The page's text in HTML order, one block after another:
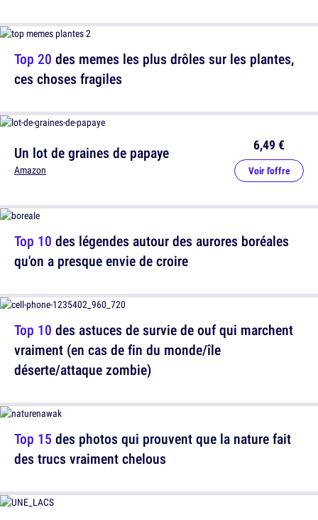
Un lot de graines de papaye
Amazon
6,49 €
Voir l'offre
Top 10 des astuces de survie de ouf qui marchent
vraiment (en cas de fin du monde/île
déserte/attaque zombie)
Top 20 des memes les plus drôles sur les plantes,
ces choses fragiles
Top 10 des légendes autour des aurores boréales
qu'on a presque envie de croire
Top 15 des photos qui prouvent que la nature fait
des trucs vraiment chelous